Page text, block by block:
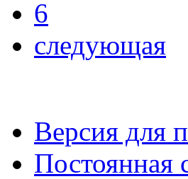
6
следующая
Версия для
Постоянная